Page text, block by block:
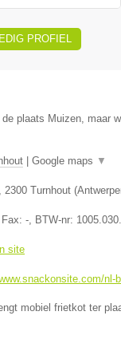
PROFIEL
plaats Muizen, maar
Google maps ▼
, 2300 Turnhout (
-, BTW-nr:
site
nl-
mobiel frietkot ter